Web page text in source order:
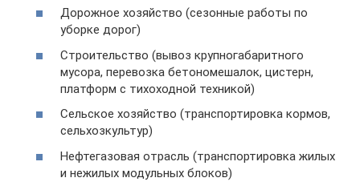
Дорожное хозяйство (сезонные работы по
уборке дорог)
Строительство (вывоз крупногабаритного
мусора, перевозка бетономешалок, цистерн,
платформ с тихоходной техникой)
Сельское хозяйство (транспортировка кормов,
сельхозкультур)
Нефтегазовая отрасль (транспортировка жилых
и нежилых модульных блоков)